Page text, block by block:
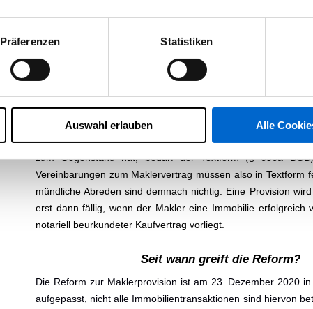
Präferenzen Statistiken
Auswahl erlauben Alle
Grundstücken, bei Gewerbeimmobilien sowie
Neue Formvorschrift für
Zusätzlich gilt es auch eine neue Formvorschrift
der den Nachweis der Gelegenheit zum Abschluss eines
Wohnung oder ein Einfamilienhaus oder die Vermittlung
zum Gegenstand hat, bedarf der Textform (§ 656a BGB)
Vereinbarungen zum Maklervertrag müssen also in Textform
mündliche Abreden sind demnach nichtig. Eine Provision
erst dann fällig, wenn der Makler eine Immobilie erfolgreich
notariell beurkundeter Kaufvertrag vorliegt.
Seit wann greift die Reform?
Die Reform zur Maklerprovision ist am 23. Dezember 2020
aufgepasst, nicht alle Immobilientransaktionen sind hiervon